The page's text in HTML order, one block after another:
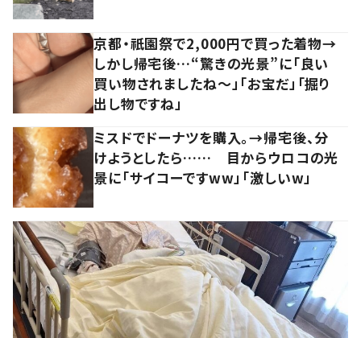
京都・祇園祭で2,000円で買った着物→
しかし帰宅後…“驚きの光景”に「良い
買い物されましたね～」「お宝だ」「掘り
出し物ですね」
ミスドでドーナツを購入。→帰宅後、分
けようとしたら…… 目からウロコの光
景に「サイコーですww」「激しいw」